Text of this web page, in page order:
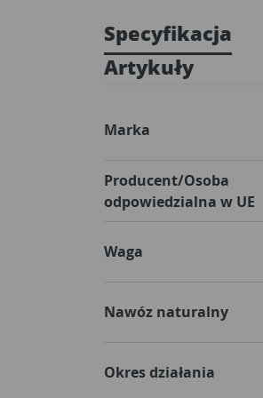
Specyfikacja
Artykuły
Marka
Producent/Osoba
odpowiedzialna w UE
Waga
Nawóz naturalny
Okres działania